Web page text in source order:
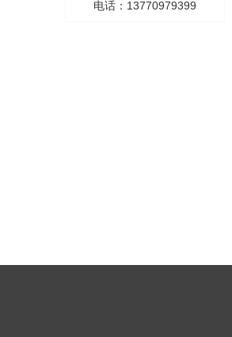
电话：13770979399